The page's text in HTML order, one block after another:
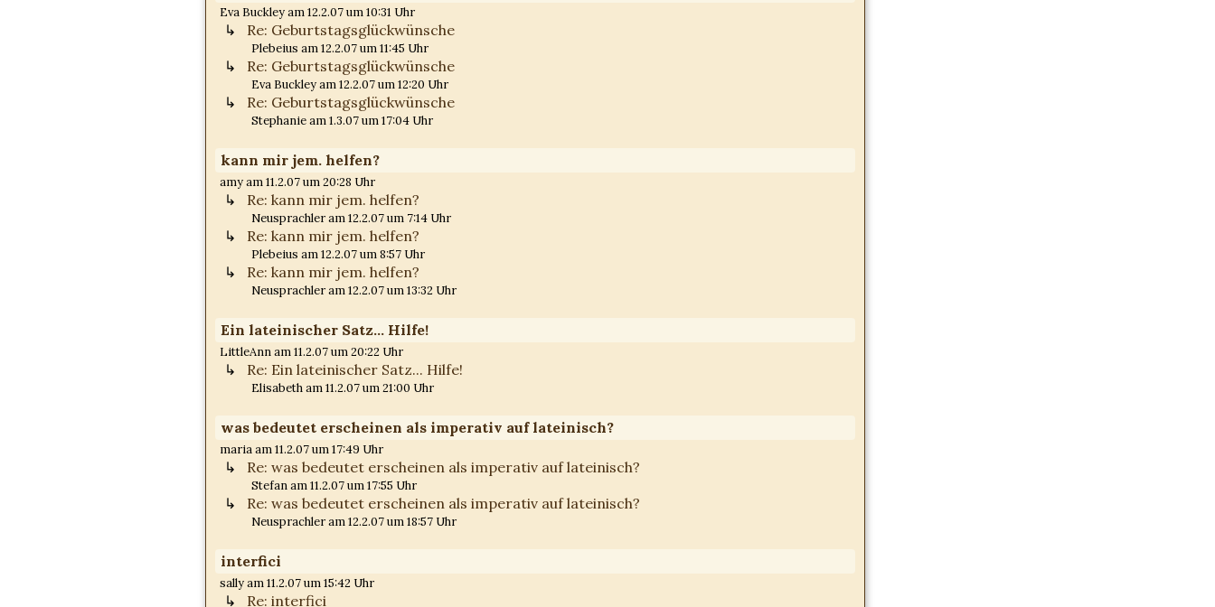
Eva Buckley am 12.2.07 um 10:31 Uhr
Re: Geburtstagsglückwünsche
Plebeius am 12.2.07 um 11:45 Uhr
Re: Geburtstagsglückwünsche
Eva Buckley am 12.2.07 um 12:20 Uhr
Re: Geburtstagsglückwünsche
Stephanie am 1.3.07 um 17:04 Uhr
kann mir jem. helfen?
amy am 11.2.07 um 20:28 Uhr
Re: kann mir jem. helfen?
Neusprachler am 12.2.07 um 7:14 Uhr
Re: kann mir jem. helfen?
Plebeius am 12.2.07 um 8:57 Uhr
Re: kann mir jem. helfen?
Neusprachler am 12.2.07 um 13:32 Uhr
Ein lateinischer Satz... Hilfe!
LittleAnn am 11.2.07 um 20:22 Uhr
Re: Ein lateinischer Satz... Hilfe!
Elisabeth am 11.2.07 um 21:00 Uhr
was bedeutet erscheinen als imperativ auf lateinisch?
maria am 11.2.07 um 17:49 Uhr
Re: was bedeutet erscheinen als imperativ auf lateinisch?
Stefan am 11.2.07 um 17:55 Uhr
Re: was bedeutet erscheinen als imperativ auf lateinisch?
Neusprachler am 12.2.07 um 18:57 Uhr
interfici
sally am 11.2.07 um 15:42 Uhr
Re: interfici